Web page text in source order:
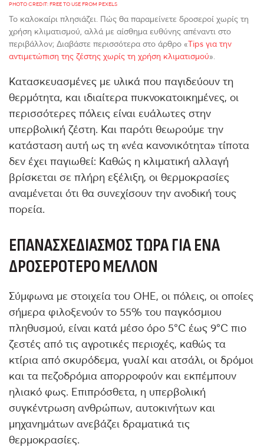
PHOTO CREDIT: FREE TO USE FROM PEXELS
Το καλοκαίρι πλησιάζει. Πώς θα παραμείνετε δροσεροί χωρίς τη
χρήση κλιματισμού, αλλά με αίσθημα ευθύνης απέναντι στο
περιβάλλον; Διαβάστε περισσότερα στο άρθρο «Tips για την
αντιμετώπιση της ζέστης χωρίς τη χρήση κλιματισμού».
Κατασκευασμένες με υλικά που παγιδεύουν τη
θερμότητα, και ιδιαίτερα πυκνοκατοικημένες, οι
περισσότερες πόλεις είναι ευάλωτες στην
υπερβολική ζέστη. Και παρότι θεωρούμε την
κατάσταση αυτή ως τη «νέα κανονικότητα» τίποτα
δεν έχει παγιωθεί: Καθώς η κλιματική αλλαγή
βρίσκεται σε πλήρη εξέλιξη, οι θερμοκρασίες
αναμένεται ότι θα συνεχίσουν την ανοδική τους
πορεία.
ΕΠΑΝΑΣΧΕΔΙΑΣΜΌΣ ΤΏΡΑ ΓΙΑ ΈΝΑ
ΔΡΟΣΕΡΌΤΕΡΟ ΜΈΛΛΟΝ
Σύμφωνα με στοιχεία του ΟΗΕ, οι πόλεις, οι οποίες
σήμερα φιλοξενούν το 55% του παγκόσμιου
πληθυσμού, είναι κατά μέσο όρο 5°C έως 9°C πιο
ζεστές από τις αγροτικές περιοχές, καθώς τα
κτίρια από σκυρόδεμα, γυαλί και ατσάλι, οι δρόμοι
και τα πεζοδρόμια απορροφούν και εκπέμπουν
ηλιακό φως. Επιπρόσθετα, η υπερβολική
συγκέντρωση ανθρώπων, αυτοκινήτων και
μηχανημάτων ανεβάζει δραματικά τις
θερμοκρασίες.